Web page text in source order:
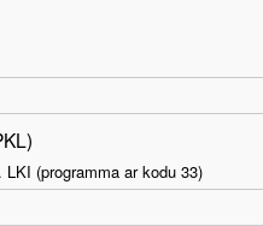
(programma ar kodu 33)